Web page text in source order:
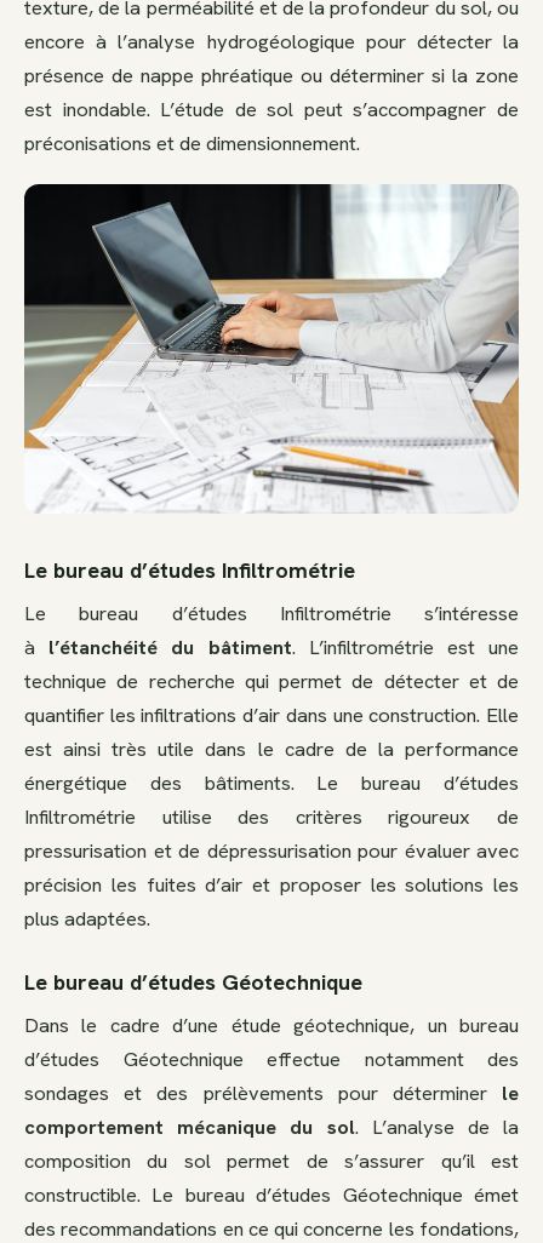
texture, de la perméabilité et de la profondeur du sol, ou
encore à l’analyse hydrogéologique pour détecter la
présence de nappe phréatique ou déterminer si la zone
est inondable. L’étude de sol peut s’accompagner de
préconisations et de dimensionnement.
Le bureau d’études Infiltrométrie
Le bureau d’études Infiltrométrie s’intéresse
à l’étanchéité du bâtiment. L’infiltrométrie est une
technique de recherche qui permet de détecter et de
quantifier les infiltrations d’air dans une construction. Elle
est ainsi très utile dans le cadre de la performance
énergétique des bâtiments. Le bureau d’études
Infiltrométrie utilise des critères rigoureux de
pressurisation et de dépressurisation pour évaluer avec
précision les fuites d’air et proposer les solutions les
plus adaptées.
Le bureau d’études Géotechnique
Dans le cadre d’une étude géotechnique, un bureau
d’études Géotechnique effectue notamment des
sondages et des prélèvements pour déterminer le
comportement mécanique du sol. L’analyse de la
composition du sol permet de s’assurer qu’il est
constructible. Le bureau d’études Géotechnique émet
des recommandations en ce qui concerne les fondations,